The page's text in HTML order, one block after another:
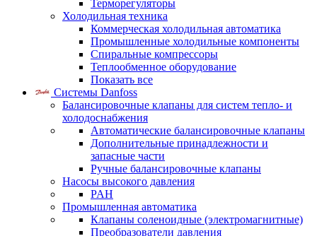
Терморегуляторы
Холодильная техника
Коммерческая холодильная автоматика
Промышленные холодильные компоненты
Спиральные компрессоры
Теплообменное оборудование
Показать все
Системы Danfoss
Балансировочные клапаны для систем тепло- и
холодоснабжения
Автоматические балансировочные клапаны
Дополнительные принадлежности и
запасные части
Ручные балансировочные клапаны
Насосы высокого давления
PAH
Промышленная автоматика
Клапаны соленоидные (электромагнитные)
Преобразователи давления